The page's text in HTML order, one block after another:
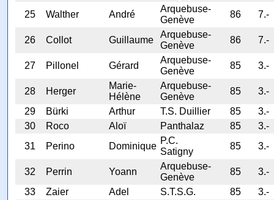
25 Walther André
Arquebuse-
Genève
86 7.-
26 Collot Guillaume
Arquebuse-
Genève
86 7.-
27 Pillonel Gérard
Arquebuse-
Genève
85 3.-
28 Herger
Marie-
Hélène
Arquebuse-
Genève
85
3.-
29
Bürki Arthur T.S. Duillier 85
3.-
30
Roco Aloï Panthalaz 85
3.-
31
Perino Dominique
P.C.
Satigny
85 3.-
32 Perrin Yoann
Arquebuse-
Genève
85
3.-
33
Zaier Adel S.T.S.G. 85
3.-